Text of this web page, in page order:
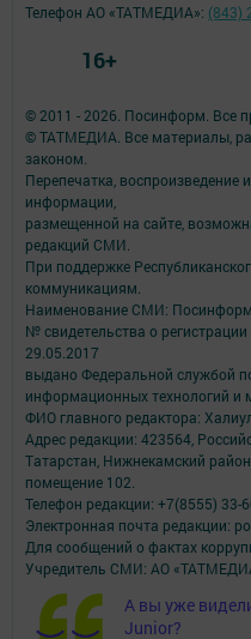
А вы уже
Junior?
© 2011 - 2026. Посинформ. Все
© ТАТМЕДИА. Все материалы,
законом.
Перепечатка,
информации,
размещенной на сайте,
редакций СМИ.
При поддержке
коммуникациям.
Наименование СМИ: Посинформ
№ свидетельства о
29.05.2017
выдано Федеральной службой
информационных технологий и
ФИО главного редактора:
Адрес редакции: 423564,
Татарстан, Нижнекамский
помещение 102.
Телефон редакции: +7(8555) 33-
Электронная почта редакции:
Для сообщений о фактах
Учредитель СМИ: АО
Антикоррупционная политика
АО «ТАТМЕДИА» использует
Телефон АО «ТАТМЕДИА»: (843)
16+